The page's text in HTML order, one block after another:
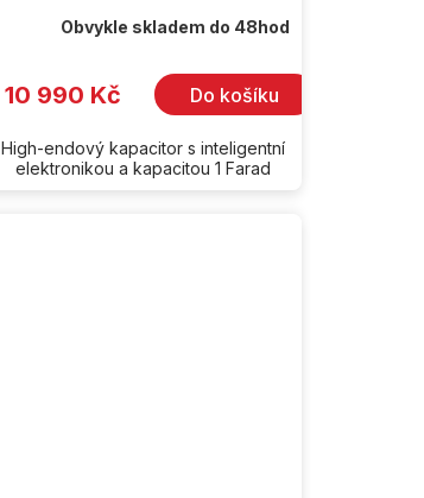
Obvykle skladem do 48hod
10 990 Kč Do košíku
High-endový kapacitor s inteligentní
elektronikou a kapacitou 1 Farad